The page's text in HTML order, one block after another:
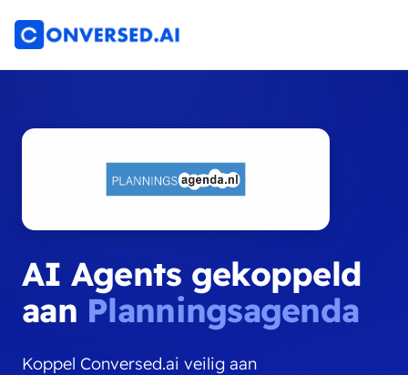
AI Agents gekoppeld
aan Planningsagenda
Koppel Conversed.ai veilig aan